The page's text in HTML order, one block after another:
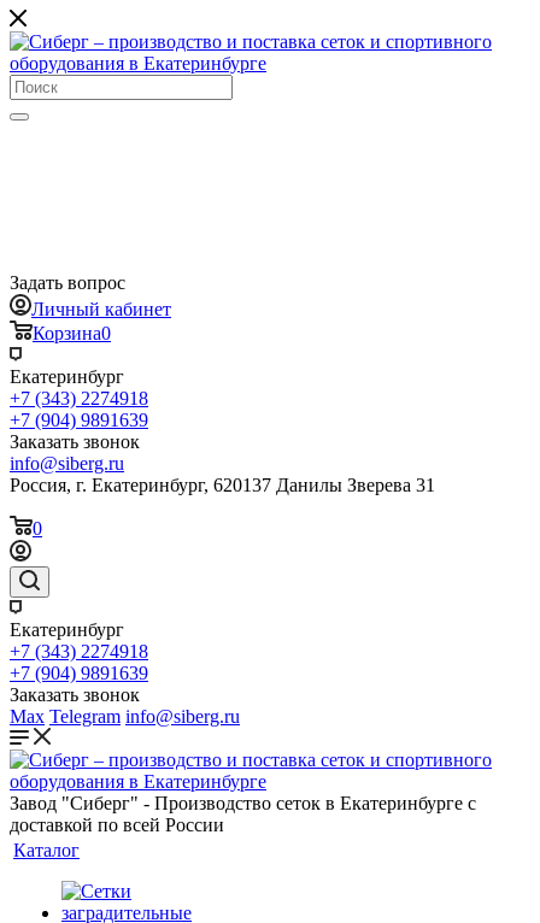
Задать вопрос
Личный кабинет
Корзина0
Екатеринбург
+7 (343) 2274918
+7 (904) 9891639
Заказать звонок
info@siberg.ru
Россия, г. Екатеринбург, 620137 Данилы Зверева 31
0
Екатеринбург
+7 (343) 2274918
+7 (904) 9891639
Заказать звонок
Max Telegram info@siberg.ru
Завод "Сиберг" - Производство сеток в Екатеринбурге с
доставкой по всей России
Каталог